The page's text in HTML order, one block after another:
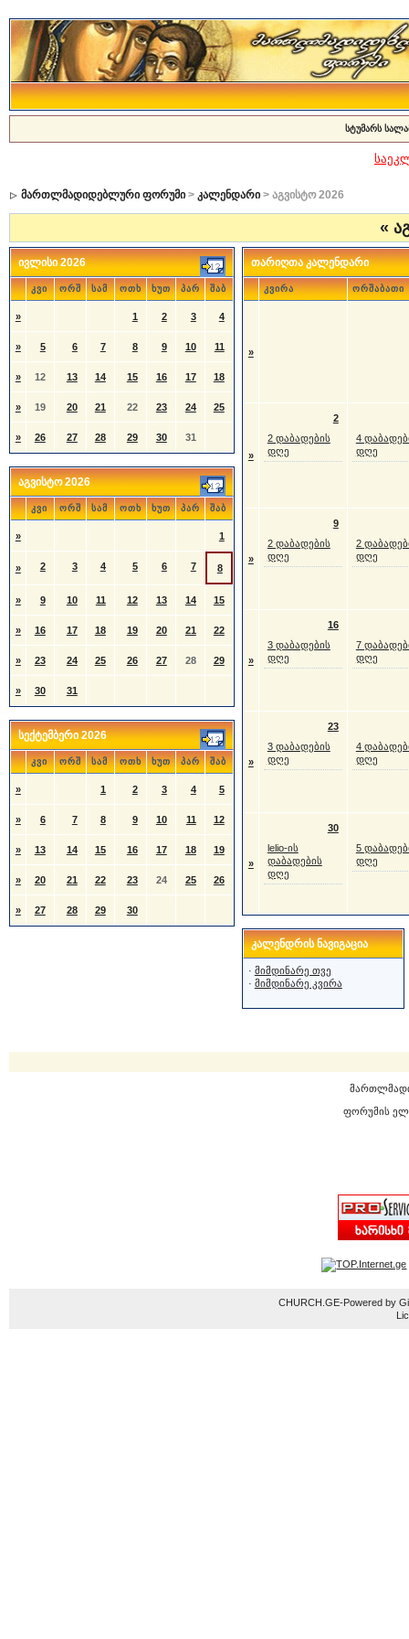
სტუმარს
მართლმადიდებლური ფორუმი> კალენდარი> აგვისტო 2026
«
ივლისი 2026
კვი ორშ სამ ოთხ ხუთ პარ შაბ
» 1 2 3 4
» 5 6 7 8 9 10 11
» 12 13 14 15 16 17 18
» 19 20 21 22 23 24 25
» 26 27 28 29 30 31
აგვისტო 2026
კვი ორშ სამ ოთხ ხუთ პარ შაბ
» 1
» 2 3 4 5 6 7 8
» 9 10 11 12 13 14 15
» 16 17 18 19 20 21 22
» 23 24 25 26 27 28 29
» 30 31
სექტემბერი 2026
კვი ორშ სამ ოთხ ხუთ პარ შაბ
» 1 2 3 4 5
» 6 7 8 9 10 11 12
» 13 14 15 16 17 18 19
» 20 21 22 23 24 25 26
» 27 28 29 30
თარიღთა კალენდარი
კვირა ორშაბათი
»
»
2
2 დაბადების
დღე
4
დღე
»
9
2 დაბადების
დღე
2
დღე
»
16
3 დაბადების
დღე
7
დღე
»
23
3 დაბადების
დღე
4
დღე
»
30
lelio-ის
დაბადების
დღე
5
დღე
კალენდრის ნავიგაცია
· მიმდინარე თვე
· მიმდინარე კვირა
ფორუმის
CHURCH.GE-Powered by